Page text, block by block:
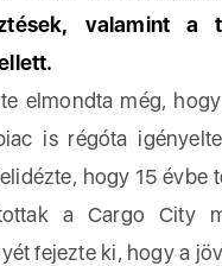
valamint a
elmondta még,
is régóta
hogy 15 évbe
a Cargo City
fejezte ki, hogy a